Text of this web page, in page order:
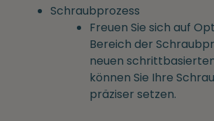
Schraubprozess
Freuen Sie sich auf
Bereich der
neuen
können Sie Ihre
präziser setzen.